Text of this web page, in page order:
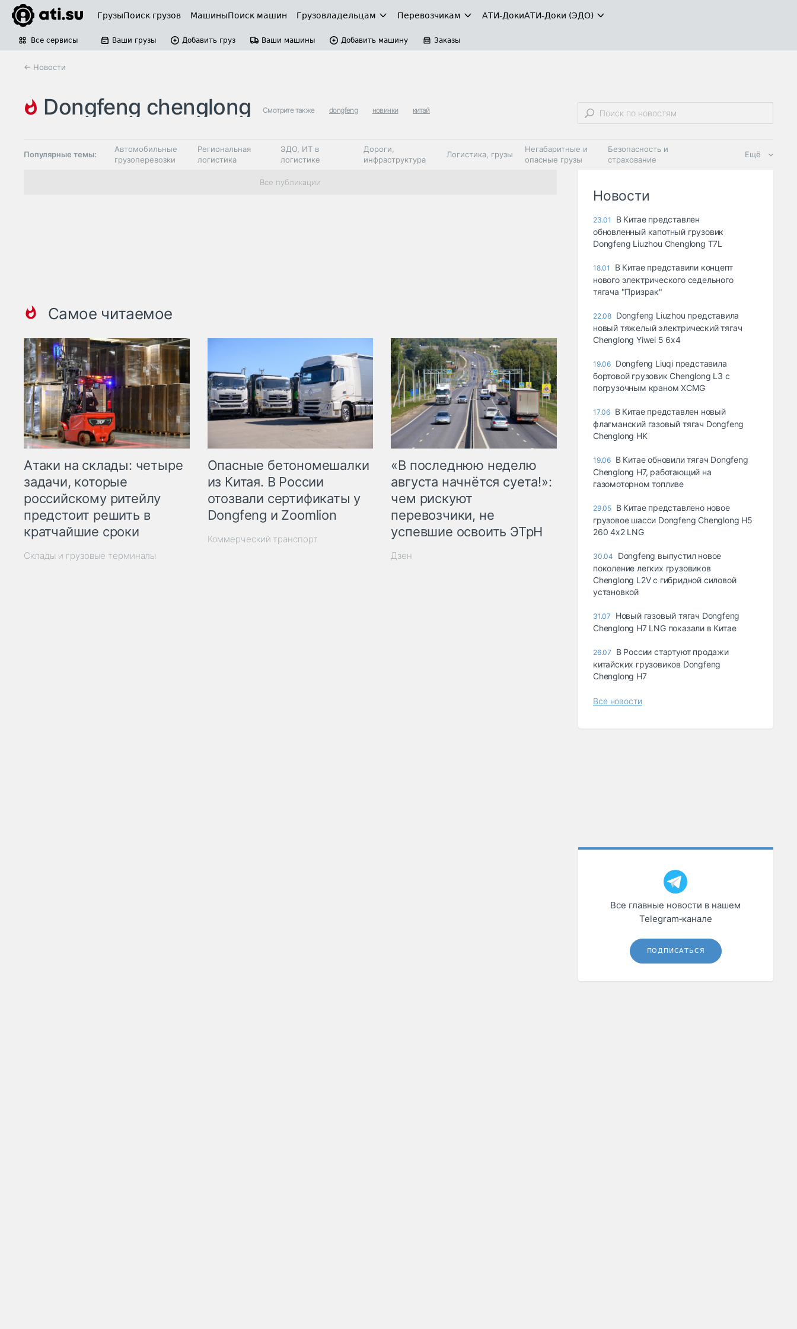
ГрузыПоиск грузов МашиныПоиск машин Грузовладельцам Перевозчикам АТИ-ДокиАТИ-Доки (ЭДО)
Все сервисы Ваши грузы Добавить груз Ваши машины Добавить машину Заказы
← Новости
dongfeng chenglong Смотрите также dongfeng новинки китай
Популярные темы:
Автомобильные
грузоперевозки
Региональная
логистика
ЭДО, ИТ в
логистике
Дороги,
инфраструктура
Логистика, грузы
Негабаритные и
опасные грузы
Безопасность и
страхование
Коммерческий
транспорт
Ещё
Все публикации
Самое читаемое
Атаки на склады: четыре
задачи, которые
российскому ритейлу
предстоит решить в
кратчайшие сроки
Склады и грузовые терминалы
Опасные бетономешалки
из Китая. В России
отозвали сертификаты у
Dongfeng и Zoomlion
Коммерческий транспорт
«В последнюю неделю
августа начнётся суета!»:
чем рискуют
перевозчики, не
успевшие освоить ЭТрН
Дзен
Новости
23.01
В Китае представлен
обновленный капотный грузовик
Dongfeng Liuzhou Chenglong T7L
18.01
В Китае представили концепт
нового электрического седельного
тягача "Призрак"
22.08 Dongfeng Liuzhou представила
новый тяжелый электрический тягач
Chenglong Yiwei 5 6x4
19.06 Dongfeng Liuqi представила
бортовой грузовик Chenglong L3 с
погрузочным краном XCMG
17.06 В Китае представлен новый
флагманский газовый тягач Dongfeng
Chenglong HK
19.06 В Китае обновили тягач Dongfeng
Chenglong H7, работающий на
газомоторном топливе
29.05 В Китае представлено новое
грузовое шасси Dongfeng Chenglong H5
260 4x2 LNG
30.04
Dongfeng выпустил новое
поколение легких грузовиков
Chenglong L2V с гибридной силовой
установкой
31.07
Новый газовый тягач Dongfeng
Chenglong H7 LNG показали в Китае
26.07
В России стартуют продажи
китайских грузовиков Dongfeng
Chenglong H7
Все новости
Все главные новости в нашем
Telegram‑канале
ПОДПИСАТЬСЯ